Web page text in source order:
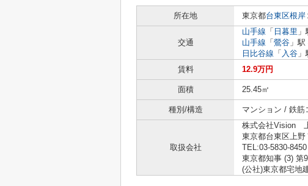
所在地
東京都台東区根岸
交通
山手線 「 日暮里
山手線 「 鶯谷 」
日比谷線 「 入谷
賃料
12.9万円
面積 25.45㎡
種別/構造 マンション / 鉄筋
取扱会社
株式会社Vision
東京都台東区上
TEL:03-5830-8450
東京都知事 (3) 第
(公社)東京都宅地